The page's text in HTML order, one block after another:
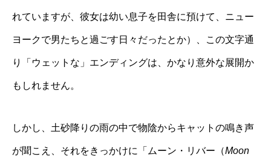
れていますが、彼女は幼い息子を田舎に預けて、ニュー
ヨークで男たちと過ごす日々だったとか）、この文字通
り「ウェットな」エンディングは、かなり意外な展開か
もしれません。
しかし、土砂降りの雨の中で物陰からキャットの鳴き声
が聞こえ、それをきっかけに「ムーン・リバー（Moon